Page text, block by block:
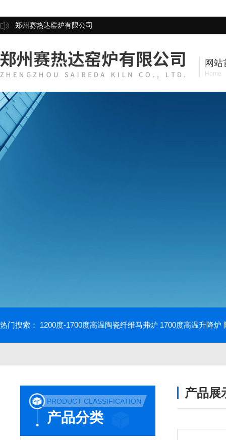
郑州赛热达窑炉有限公司
网站
Home
热门搜索： 1200度-1700度高温陶瓷纤维马弗炉 1700度高温升降炉
PRODUCT CLASSIFICATION
产品分类
产品展